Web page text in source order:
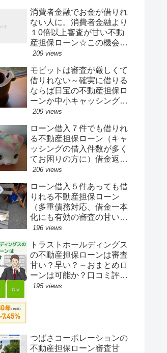
消費者金融でお金が借りれ
ない人に。消費者金融より
１0倍以上審査が甘い不動
産担保ローン☆この機会に
有担保ローンの審査通過力
う！
209 views
モビットは審査が厳しくて
借りれない～確実に借りる
ならば日宝の不動産担保ロ
ーンか中小キャッシングに
申し込もう
209 views
ローン借入７件でも借りれ
る不動産担保ローン（キャ
ッシングの借入件数が多く
てお困りの方に）借金返済
が厳しくて首が回らない人
206 views
ローン借入５件あっても借
りれる不動産担保ローン
（多重債務対応、借金一本
化にも有効の審査の甘い融
資先）～そろそろおまとめ
196 views
トラストホールディングス
の不動産担保ローンは審査
甘い？早い？～おまとめロ
ーンは可能か？口コミ評判
など☆ブラックリスト、ア
195 views
つばさコーポレーションの
不動産担保ローン審査甘